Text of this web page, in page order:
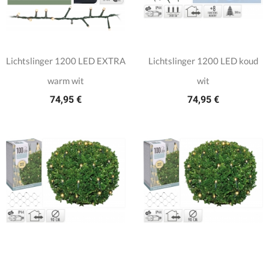
Lichtslinger 1200 LED EXTRA
warm wit
74,95 €
Lichtslinger 1200 LED koud
wit
74,95 €